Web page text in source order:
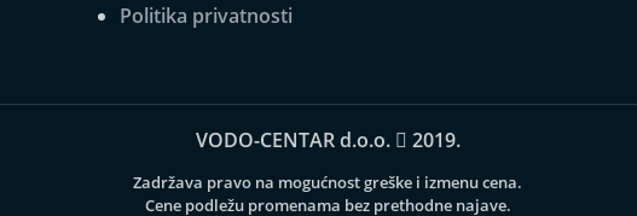
Politika privatnosti
VODO-CENTAR d.o.o. 2019.
Zadržava pravo na mogućnost greške i izmenu cena.
Cene podležu promenama bez prethodne najave.